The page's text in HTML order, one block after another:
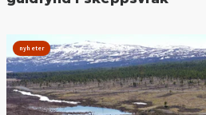
nyheter